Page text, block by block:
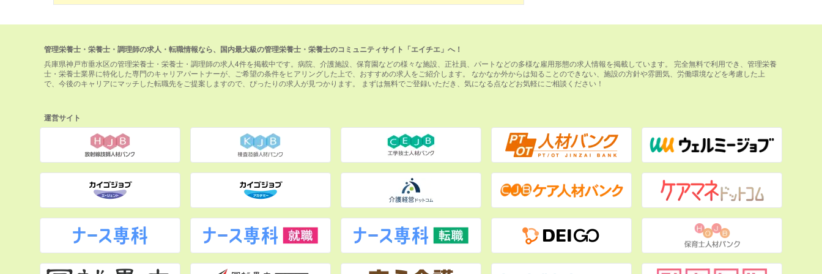
管理栄養士・栄養士・調理師の求人・転職情報なら、国内最大級の管理栄養士・栄養士のコミュニティサイト「エイチエ」へ！
兵庫県神戸市垂水区の管理栄養士・栄養士・調理師の求人4件を掲載中です。病院、介護施設、保育園などの様々な施設、正社員、パートなどの多様な雇用形態の求人情報を掲載しています。 完全無料で利用でき、管理栄養
士・栄養士業界に特化した専門のキャリアパートナーが、ご希望の条件をヒアリングした上で、おすすめの求人をご紹介します。 なかなか外からは知ることのできない、施設の方針や雰囲気、労働環境などを考慮した上
で、今後のキャリアにマッチした転職先をご提案しますので、ぴったりの求人が見つかります。 まずは無料でご登録いただき、気になる点などお気軽にご相談ください！
運営サイト